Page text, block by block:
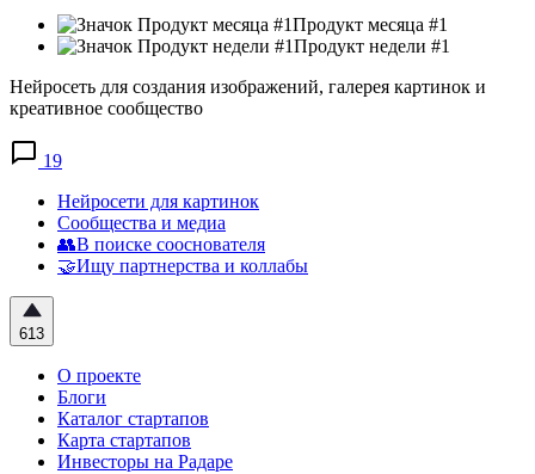
Продукт месяца #1
Продукт недели #1
Нейросеть для создания изображений, галерея картинок и
креативное сообщество
19
Нейросети для картинок
Сообщества и медиа
👥В поиске сооснователя
🤝Ищу партнерства и коллабы
613
О проекте
Блоги
Каталог стартапов
Карта стартапов
Инвесторы на Радаре